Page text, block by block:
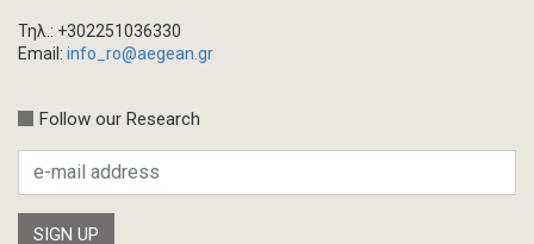
Τηλ.: +302251036330
Email: info_ro@aegean.gr
Follow our Research